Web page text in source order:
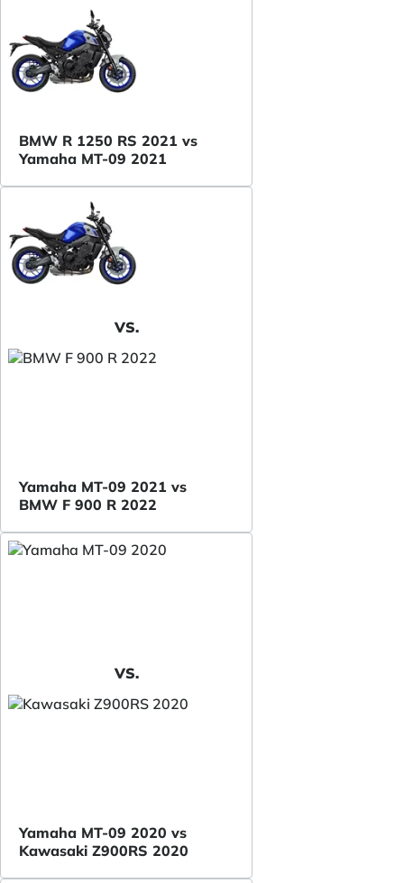
BMW R 1250 RS 2021 vs
Yamaha MT-09 2021
VS.
Yamaha MT-09 2021 vs
BMW F 900 R 2022
VS.
Yamaha MT-09 2020 vs
Kawasaki Z900RS 2020